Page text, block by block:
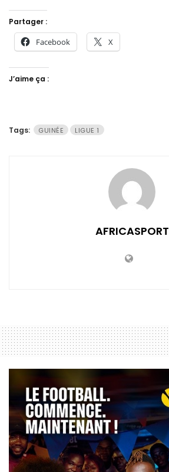
Partager :
Facebook X
J’aime ça :
Tags: GUINÉE LIGUE 1
AFRICASPORT